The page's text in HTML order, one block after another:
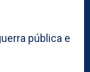
pública e